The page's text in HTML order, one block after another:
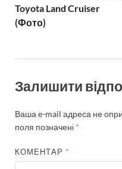
Toyota Land Cruiser
(Фото)
Залишити
Ваша e-mail адреса не
поля позначені *
КОМЕНТАР *